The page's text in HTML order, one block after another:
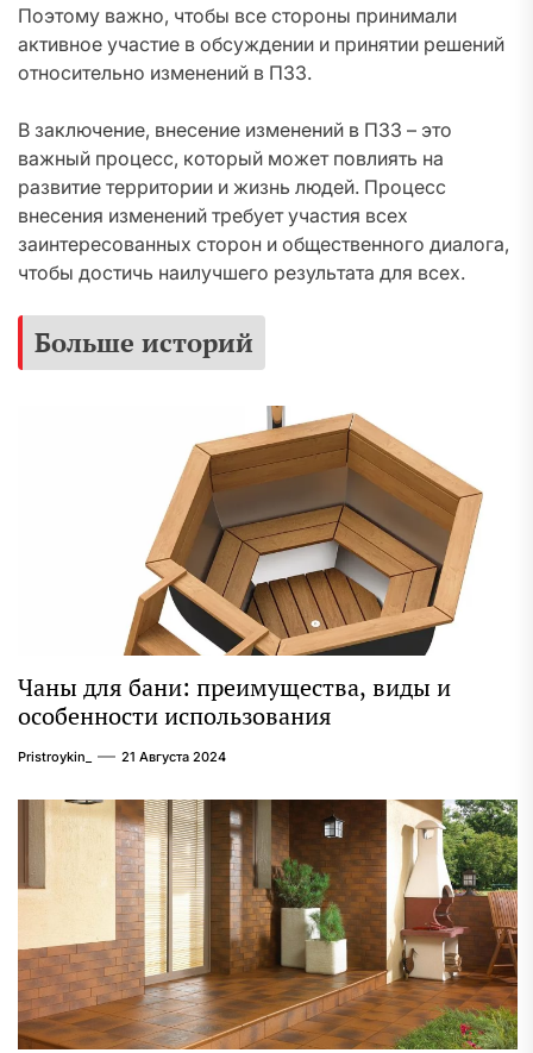
Поэтому важно, чтобы все стороны принимали
активное участие в обсуждении и принятии решений
относительно изменений в ПЗЗ.
В заключение, внесение изменений в ПЗЗ – это
важный процесс, который может повлиять на
развитие территории и жизнь людей. Процесс
внесения изменений требует участия всех
заинтересованных сторон и общественного диалога,
чтобы достичь наилучшего результата для всех.
Больше историй
Чаны для бани: преимущества, виды и
особенности использования
Pristroykin_ 21 Августа 2024